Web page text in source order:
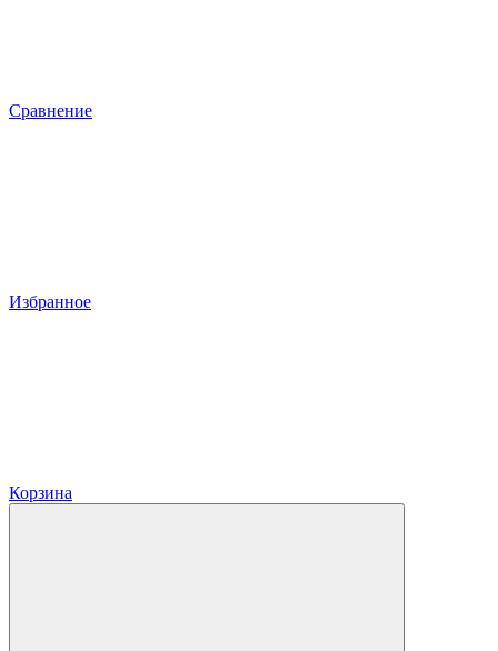
Сравнение
Избранное
Корзина